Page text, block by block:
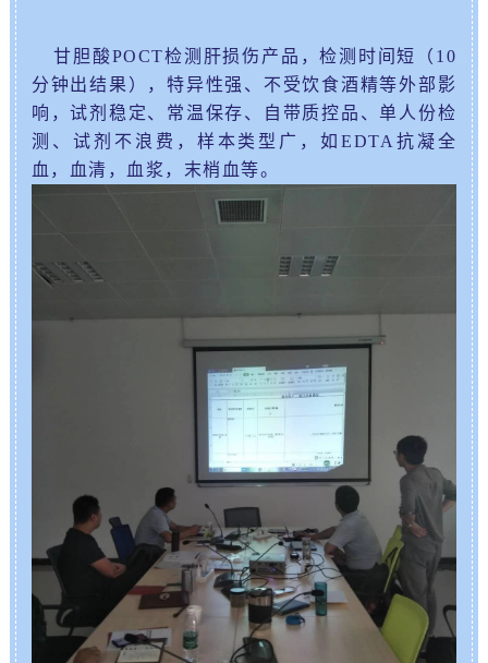
甘胆酸POCT检测肝损伤产品，检测时间短（10
分钟出结果），特异性强、不受饮食酒精等外部影
响，试剂稳定、常温保存、自带质控品、单人份检
测、试剂不浪费，样本类型广，如EDTA抗凝全
血，血清，血浆，末梢血等。